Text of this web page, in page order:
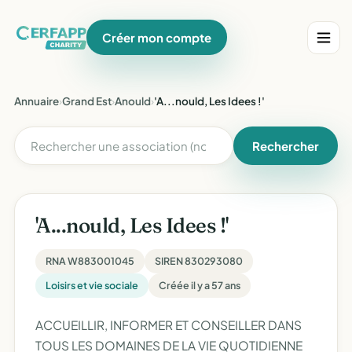
Créer mon compte
Annuaire›Grand Est›Anould›'A...nould, Les Idees !'
Rechercher
'A...nould, Les Idees !'
RNA W883001045
SIREN 830293080
Loisirs et vie sociale
Créée il y a 57 ans
ACCUEILLIR, INFORMER ET CONSEILLER DANS
TOUS LES DOMAINES DE LA VIE QUOTIDIENNE